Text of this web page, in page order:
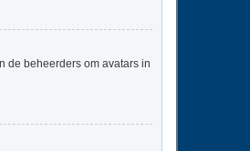
de beheerders om avatars in